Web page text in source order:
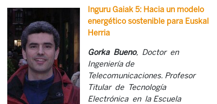
Inguru Gaiak 5: Hacia un modelo
energético sostenible para Euskal
Herria
Gorka Bueno, Doctor en
Ingeniería de
Telecomunicaciones. Profesor
Titular de Tecnología
Electrónica en la Escuela